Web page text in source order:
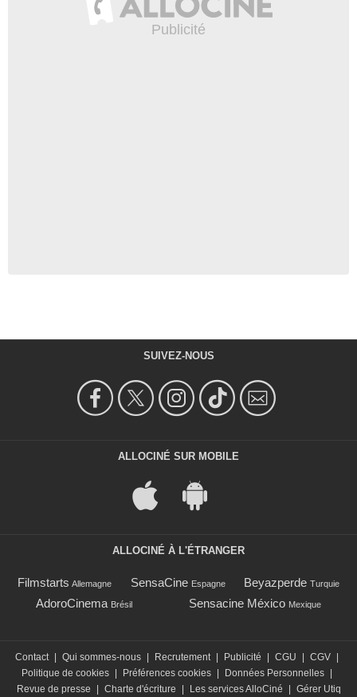
SUIVEZ-NOUS
ALLOCINÉ SUR MOBILE
ALLOCINÉ À L'ÉTRANGER
Filmstarts Allemagne SensaCine Espagne Beyazperde Turquie
AdoroCinema Brésil Sensacine México Mexique
Contact Qui sommes-nous Recrutement Publicité CGU CGV
Politique de cookies
Préférences cookies Données Personnelles
Revue de presse
Charte d'écriture Les services AlloCiné Gérer Utiq